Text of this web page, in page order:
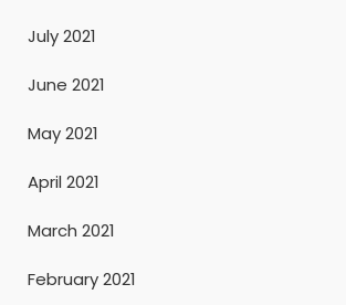
July 2021
June 2021
May 2021
April 2021
March 2021
February 2021